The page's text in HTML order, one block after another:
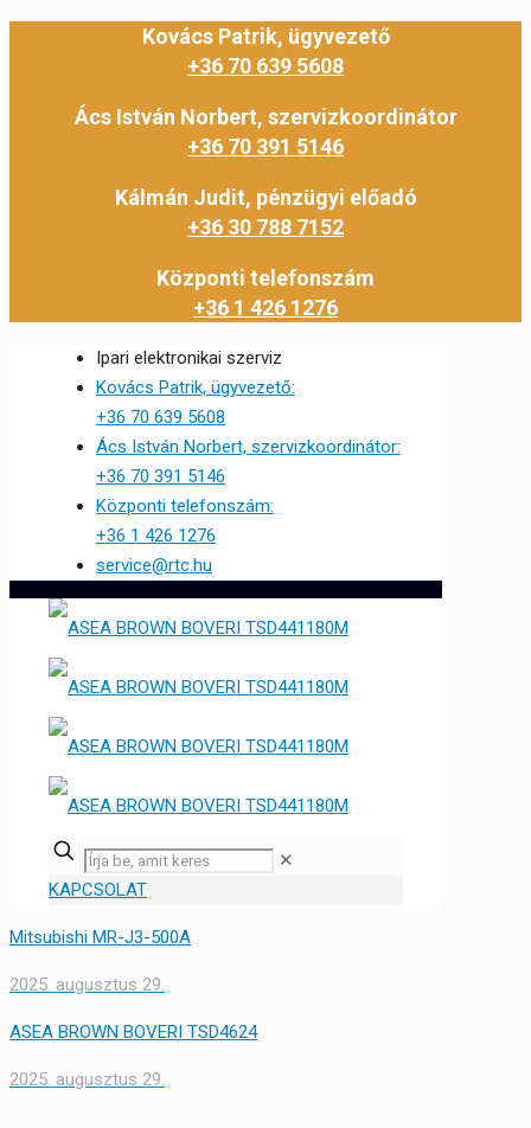
Kovács Patrik, ügyvezető
+36 70 639 5608
Ács István Norbert, szervizkoordinátor
+36 70 391 5146
Kálmán Judit, pénzügyi előadó
+36 30 788 7152
Központi telefonszám
+36 1 426 1276
Ipari elektronikai szerviz
Kovács Patrik, ügyvezető:
+36 70 639 5608
Ács István Norbert, szervizkoordinátor:
+36 70 391 5146
Központi telefonszám:
+36 1 426 1276
service@rtc.hu
✕
KAPCSOLAT
Mitsubishi MR-J3-500A
2025. augusztus 29.
ASEA BROWN BOVERI TSD4624
2025. augusztus 29.